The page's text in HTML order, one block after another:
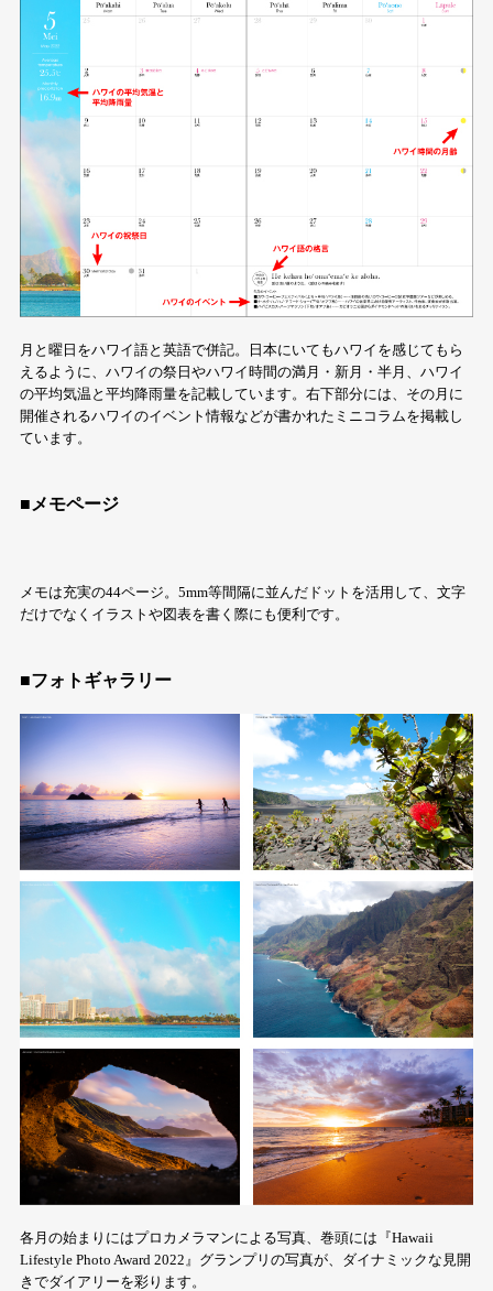
月と曜日をハワイ語と英語で併記。日本にいてもハワイを感じてもら
えるように、ハワイの祭日やハワイ時間の満月・新月・半月、ハワイ
の平均気温と平均降雨量を記載しています。右下部分には、その月に
開催されるハワイのイベント情報などが書かれたミニコラムを掲載し
ています。
■メモページ
メモは充実の44ページ。5mm等間隔に並んだドットを活用して、文字
だけでなくイラストや図表を書く際にも便利です。
■フォトギャラリー
各月の始まりにはプロカメラマンによる写真、巻頭には『Hawaii
Lifestyle Photo Award 2022』グランプリの写真が、ダイナミックな見開
きでダイアリーを彩ります。